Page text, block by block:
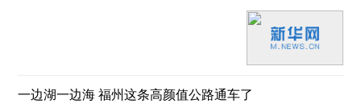
一边湖一边海 福州这条高颜值公路通车了